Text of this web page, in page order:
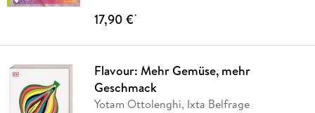
17,90 €*
Flavour: Mehr Gemüse, mehr
Geschmack
Yotam Ottolenghi, Ixta Belfrage